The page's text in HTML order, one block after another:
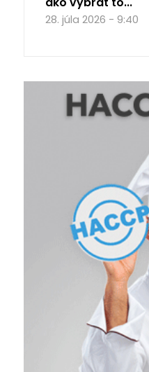
28. júla 2026 - 9:40